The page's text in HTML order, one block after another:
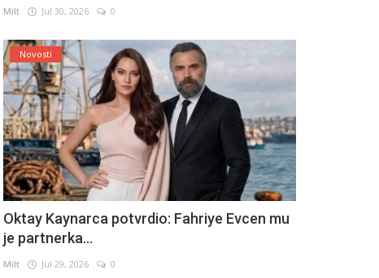
Milt Jul 30, 2026 0
Novosti
Oktay Kaynarca potvrdio: Fahriye Evcen mu
je partnerka...
Milt Jul 29, 2026 0